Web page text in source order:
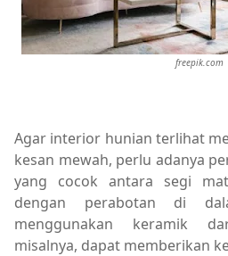
freepik.com
Agar interior hunian terlihat
kesan mewah, perlu adanya
yang cocok antara segi
dengan perabotan di
menggunakan keramik
misalnya, dapat memberikan